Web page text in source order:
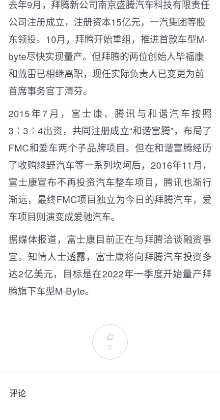
去年9月，拜腾新公司南京盛腾汽车科技有限责任
公司注册成立，注册资本15亿元，一汽集团等股
东领投。10月，拜腾开始重组，推进首款车型M-
byte尽快实现量产。但拜腾的两位创始人毕福康
和戴雷已相继离职，现任实际负责人已变更为前
首席事务官丁清芬。
2015年7月，富士康、腾讯与和谐汽车按照
3∶3∶4出资，共同注册成立“和谐富腾”，布局了
FMC和爱车两个子品牌项目。但在和谐富腾经历
了收购绿野汽车等一系列坎坷后，2016年11月，
富士康宣布不再投资汽车整车项目，腾讯也渐行
渐远，最终FMC项目独立为今日的拜腾汽车，爱
车项目则演变成爱驰汽车。
据媒体报道，富士康目前正在与拜腾洽谈融资事
宜。知情人士透露，富士康将向拜腾汽车投资多
达2亿美元，目标是在2022年一季度开始量产拜
腾旗下车型M-Byte。

0
评论